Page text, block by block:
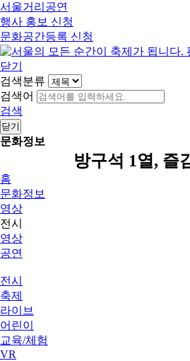
서울거리공연
행사 홍보 신청
문화공간등록 신청
닫기
검색분류
검색어
검색
닫기
문화정보
방구석 1열, 즐
홈
문화정보
영상
전시
영상
공연
전시
축제
라이브
어린이
교육/체험
VR